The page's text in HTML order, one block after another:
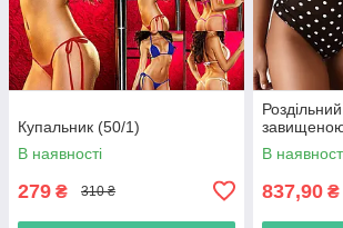
Купальник (50/1)
В наявності
279 ₴ 310 ₴
В
837,90 ₴